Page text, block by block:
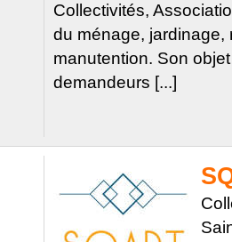
Collectivités,
du ménage, jardinage,
manutention. Son
demandeurs [...]